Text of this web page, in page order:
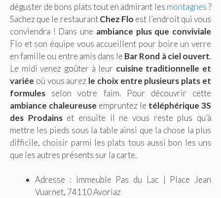
déguster de bons plats tout en admirant les montagnes?
Sachez que le restaurantChez Flo est l’endroit qui vous
conviendra ! Dans une ambiance plus que conviviale
Flo et son équipe vous accueillent pour boire un verre
en famille ou entre amis dans le Bar Rond à ciel ouvert.
Le midi venez goûter à leur cuisine traditionnelle et
variée où vous aurez le choix entre plusieurs plats et
formules selon votre faim. Pour découvrir cette
ambiance chaleureuse empruntez le téléphérique 3S
des Prodainset ensuite il ne vous reste plus qu’à
mettre les pieds sous la table ainsi que la chose la plus
difficile, choisir parmi les plats tous aussi bon les uns
que les autres présents sur la carte.
Adresse : Immeuble Pas du Lac | Place Jean
Vuarnet, 74110 Avoriaz